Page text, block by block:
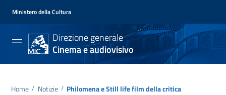
Ministero della Cultura
Direzione generale
Cinema e audiovisivo
Home / Notizie / Philomena e Still life film della critica